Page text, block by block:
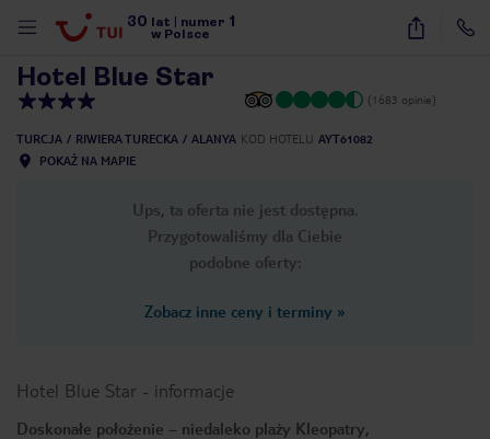
30 lat numer 1
w Polsce
55
Hotel Blue Star
(1683 opinie)
TURCJA RIWIERA TURECKA ALANYA KOD HOTELU AYT61082
POKAŻ NA MAPIE
Ups, ta oferta nie jest dostępna.
Przygotowaliśmy dla Ciebie
podobne oferty:
Zobacz inne ceny i terminy »
Hotel Blue Star - informacje
Doskonałe położenie – niedaleko plaży Kleopatry,